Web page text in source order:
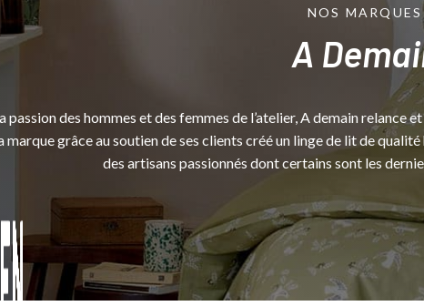
NOS MARQUES
A
passion des hommes et des femmes de l’atelier, A demain
marque grâce au soutien de ses clients créé un linge de lit de
des artisans passionnés dont certains sont les